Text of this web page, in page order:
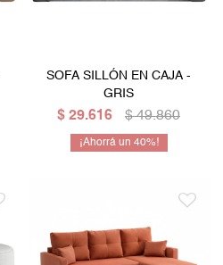
SOFA SILLÓN EN CAJA -
GRIS
$ 29.616 $ 49.860
40